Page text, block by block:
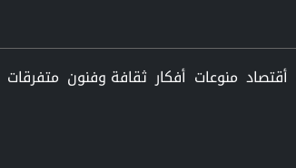
أقتصاد منوعات أفكار ثقافة وفنون متفرقات